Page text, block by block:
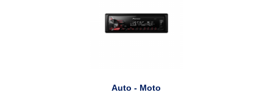
Auto - Moto